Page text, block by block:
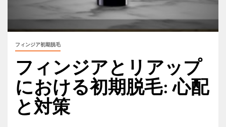
フィンジア初期脱毛
フィンジアとリアップ
における初期脱毛: 心配
と対策